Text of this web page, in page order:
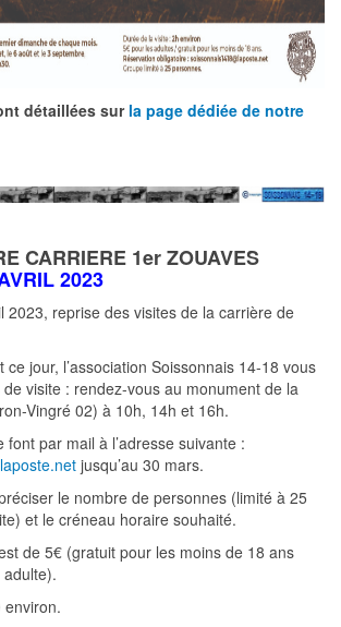
détaillées sur la page dédiée de notre
CARRIERE 1er ZOUAVES
2023
2023, reprise des visites de la carrière de
ce jour, l’association Soissonnais 14-18 vous
visite : rendez-vous au monument de la
Vingré 02) à 10h, 14h et 16h.
font par mail à l’adresse suivante :
jusqu’au 30 mars.
le nombre de personnes (limité à 25
et le créneau horaire souhaité.
de 5€ (gratuit pour les moins de 18 ans
adulte).
environ.